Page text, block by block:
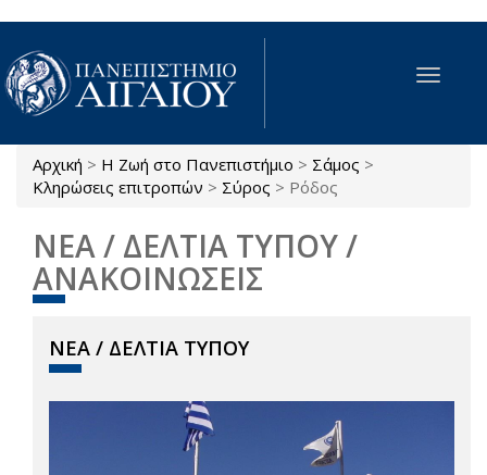
Παράκαμψη προς το κυρίως περιεχόμενο
Toggle
Είστε εδώ
Αρχική > Η Ζωή στο Πανεπιστήμιο > Σάμος >
Κληρώσεις επιτροπών > Σύρος > Ρόδος
ΝΕΑ / ΔΕΛΤΙΑ ΤΥΠΟΥ /
ΑΝΑΚΟΙΝΩΣΕΙΣ
ΝΕΑ / ΔΕΛΤΙΑ ΤΥΠΟΥ